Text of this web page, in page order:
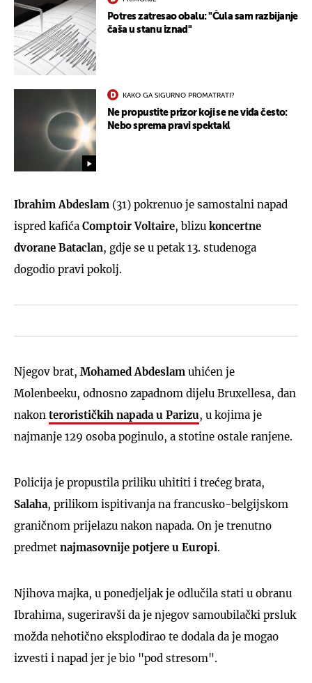
Potres zatresao obalu: "Čula sam razbijanje
čaša u stanu iznad"
KAKO GA SIGURNO PROMATRATI?
Ne propustite prizor koji se ne viđa često:
Nebo sprema pravi spektakl
Ibrahim Abdeslam (31) pokrenuo je samostalni napad
ispred kafića Comptoir Voltaire, blizu koncertne
dvorane Bataclan, gdje se u petak 13. studenoga
dogodio pravi pokolj.
Njegov brat, Mohamed Abdeslam uhićen je
Molenbeeku, odnosno zapadnom dijelu Bruxellesa, dan
nakon terorističkih napada u Parizu, u kojima je
najmanje 129 osoba poginulo, a stotine ostale ranjene.
Policija je propustila priliku uhititi i trećeg brata,
Salaha, prilikom ispitivanja na francusko-belgijskom
graničnom prijelazu nakon napada. On je trenutno
predmet najmasovnije potjere u Europi.
Njihova majka, u ponedjeljak je odlučila stati u obranu
Ibrahima, sugeriravši da je njegov samoubilački prsluk
možda nehotično eksplodirao te dodala da je mogao
izvesti i napad jer je bio "pod stresom".